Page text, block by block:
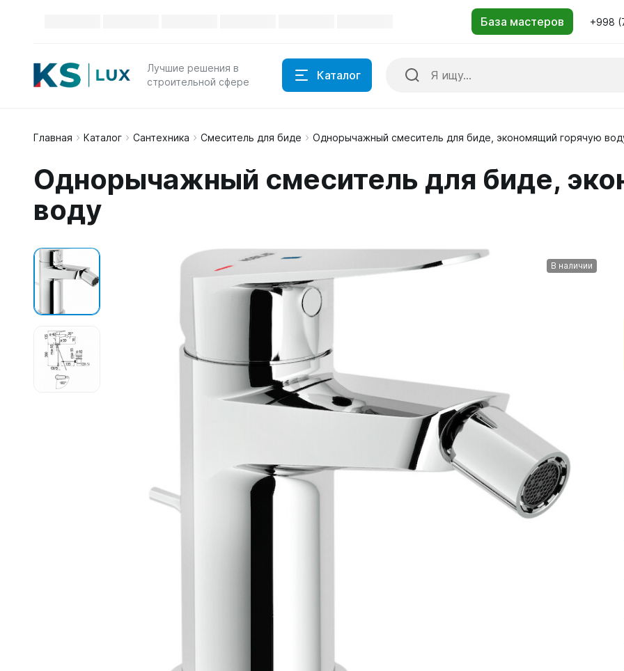
+998
Лучшие решения в
строительной сфере
Каталог
Главная Каталог Сантехника Смеситель для биде Однорычажный смеситель для биде, экономящий горячую
Однорычажный смеситель для биде,
воду
В наличии